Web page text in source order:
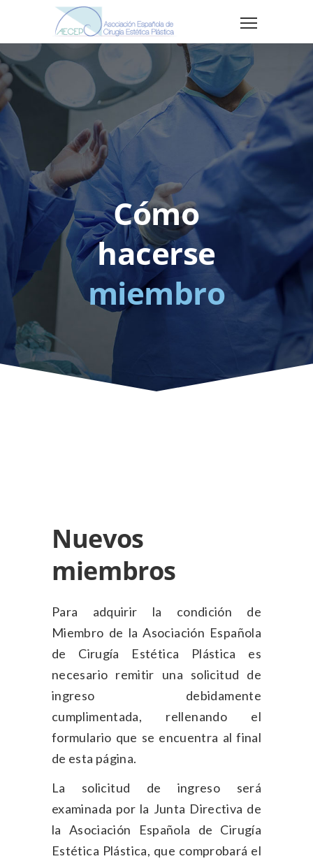
Cómo
hacerse
miembro
Nuevos
miembros
Para adquirir la condición de
Miembro de la Asociación Española
de Cirugía Estética Plástica es
necesario remitir una solicitud de
ingreso debidamente
cumplimentada, rellenando el
formulario que se encuentra al final
de esta página.
La solicitud de ingreso será
examinada por la Junta Directiva de
la Asociación Española de Cirugía
Estética Plástica, que comprobará el